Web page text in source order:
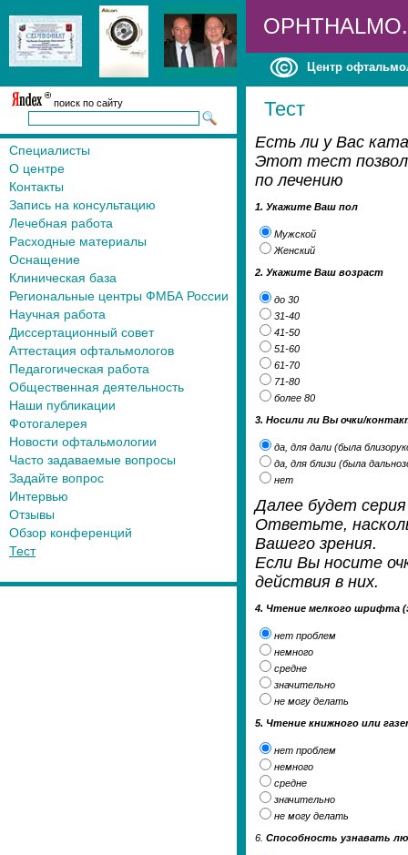
Центр
поиск по сайту
Специалисты
О центре
Контакты
Запись на консультацию
Лечебная работа
Расходные материалы
Оснащение
Клиническая база
Региональные центры ФМБА России
Научная работа
Диссертационный совет
Аттестация офтальмологов
Педагогическая работа
Общественная деятельность
Наши публикации
Фотогалерея
Новости офтальмологии
Часто задаваемые вопросы
Задайте вопрос
Интервью
Отзывы
Обзор конференций
Тест
Тест
Есть ли у Вас
Этот тест
по лечению
1. Укажите Ваш пол
Мужской
Женский
2. Укажите Ваш возраст
до 30
31-40
41-50
51-60
61-70
71-80
более 80
3. Носили ли Вы очки/
да, для дали (была
да, для близи (была
нет
Далее будет
Ответьте,
Вашего зрения.
Если Вы носите
действия в них.
4. Чтение мелкого шрифта
нет проблем
немного
средне
значительно
не могу делать
5. Чтение книжного или
нет проблем
немного
средне
значительно
не могу делать
6. Способность узнавать